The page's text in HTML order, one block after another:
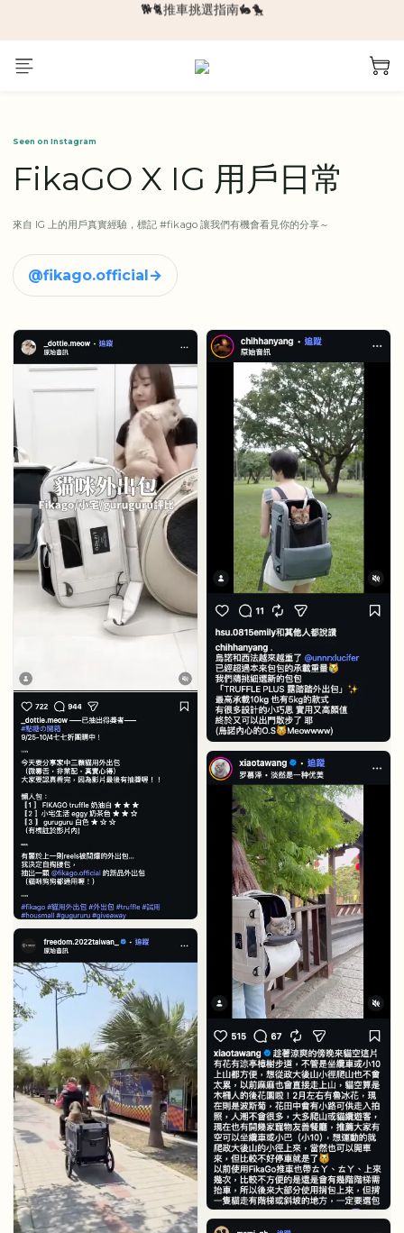
🆕新品上架🆕
🆕新品上架🆕
❄️涼感系列❄️
Seen on Instagram
FikaGO X IG 用戶日常
來自 IG 上的用戶真實經驗，標記 #fikago 讓我們有機會看見你的分享～
@fikago.official→